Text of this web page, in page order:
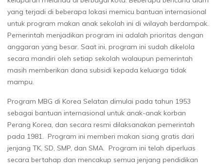
yang terjadi di beberapa lokasi memicu bantuan internasional
untuk program makan anak sekolah ini di wilayah berdampak.
Pemerintah menjadikan program ini adalah prioritas dengan
anggaran yang besar. Saat ini, program ini sudah dikelola
secara mandiri oleh setiap sekolah walaupun pemerintah
masih memberikan dana subsidi kepada keluarga tidak
mampu.
Program MBG di Korea Selatan dimulai pada tahun 1953
sebagai bantuan internasional untuk anak-anak korban
Perang Korea, dan secara resmi dilaksanakan pemerintah
pada 1981. Program ini memberi makan siang gratis dari
jenjang TK, SD, SMP, dan SMA. Program ini telah diperluas
secara bertahap dan mencakup semua jenjang pendidikan